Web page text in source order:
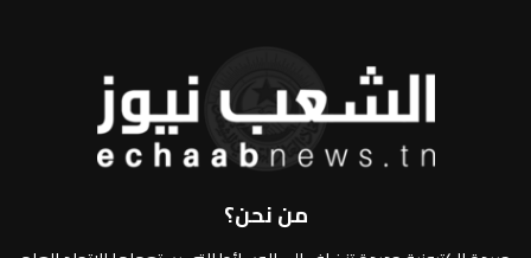
من نحن؟